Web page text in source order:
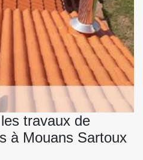
travaux de
à Mouans Sartoux